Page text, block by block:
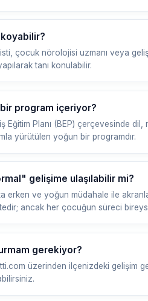
koyabilir?
çocuk nörolojisi uzmanı veya
tanı konulabilir.
program içeriyor?
Eğitim Planı (BEP) çerçevesinde
yürütülen yoğun bir programdır.
gelişime ulaşılabilir mi?
erken ve yoğun müdahale ile
ancak her çocuğun süreci
gerekiyor?
üzerinden ilçenizdeki gelişim